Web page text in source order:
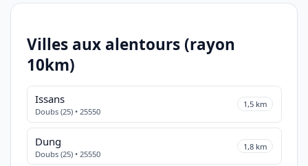
Villes aux alentours (rayon
10km)
Issans
Doubs (25) • 25550
1,5 km
Dung
Doubs (25) • 25550
1,8 km